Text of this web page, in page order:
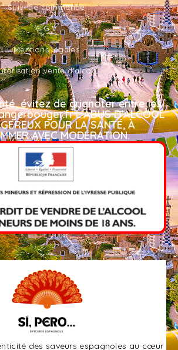
Suivi de commande
C.G.V
Mentions légales
vente d'alcool
des saveurs espagnoles au cœur
évitez de grignoter entre les
L'ABUS D'ALCOOL
POUR LA SANTÉ, À
AVEC MODÉRATION.​